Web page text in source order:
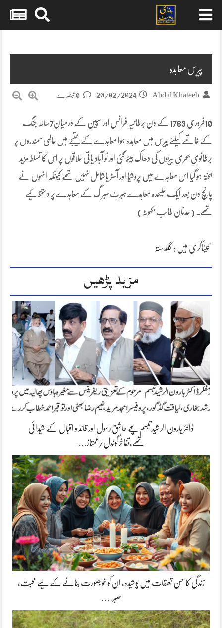
پیرس معاہدہ
Abdul Khateeb
20/02/2024
10فروری 1763 کے دن برطانیہ فرانس اور سپین کے درمیان7سالہ جنگ
کے خاتمے کیلئے پیرس میں معاہدہ ہوا معاہدے کے نتیجے میں عالمی سمندروں پر
برطانوی بحری بیڑوں کی دھاک بیٹھ گئی اور نو آباد یاتی علاقوں پر اس کا تسلط مزید
پختہ ہو گیا اس معاہدے میں پروشیا اور آسٹر یاشامل نہیں تھے کیونکہ انہوں نے
پانچ دن بعد ایک علیحدہ معاہدے ہبرٹ سبر گ کے معاہدے پر دستخط کیے
تھے۔ (عدنان طالب‘کہوٹہ)
کیٹاگری میں : گلدستہ
مزید پڑھیں
ڈاکٹر ہارون الرشید تبسم سچے عاشق رسول اور قائد و اقبال کے شیدائی
تھے،تفاخرگوندل/ممتاز…
زندگی کا حسن تعلقات میں پوشیدہ, ان کو خوبصورت بنانے کے لیے محبت،
صبر،…